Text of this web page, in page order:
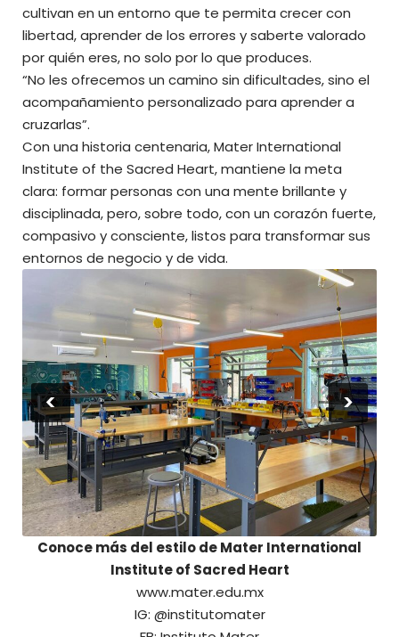
cultivan en un entorno que te permita crecer con
libertad, aprender de los errores y saberte valorado
por quién eres, no solo por lo que produces.
“No les ofrecemos un camino sin dificultades, sino el
acompañamiento personalizado para aprender a
cruzarlas”.
Con una historia centenaria, Mater International
Institute of the Sacred Heart, mantiene la meta
clara: formar personas con una mente brillante y
disciplinada, pero, sobre todo, con un corazón fuerte,
compasivo y consciente, listos para transformar sus
entornos de negocio y de vida.
< >
Conoce más del estilo de Mater International
Institute of Sacred Heart
www.mater.edu.mx
IG: @institutomater